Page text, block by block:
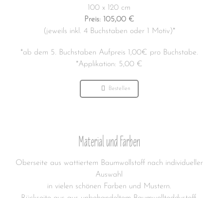
100 x 120 cm
Preis: 105,00€
(jeweils inkl. 4 Buchstaben oder 1 Motiv)*
*ab dem 5. Buchstaben Aufpreis 1,00€ pro Buchstabe.
*Applikation: 5,00 €
Bestellen
Material und Farben
Oberseite aus wattiertem Baumwollstoff nach individueller
Auswahl
in vielen schönen Farben und Mustern.